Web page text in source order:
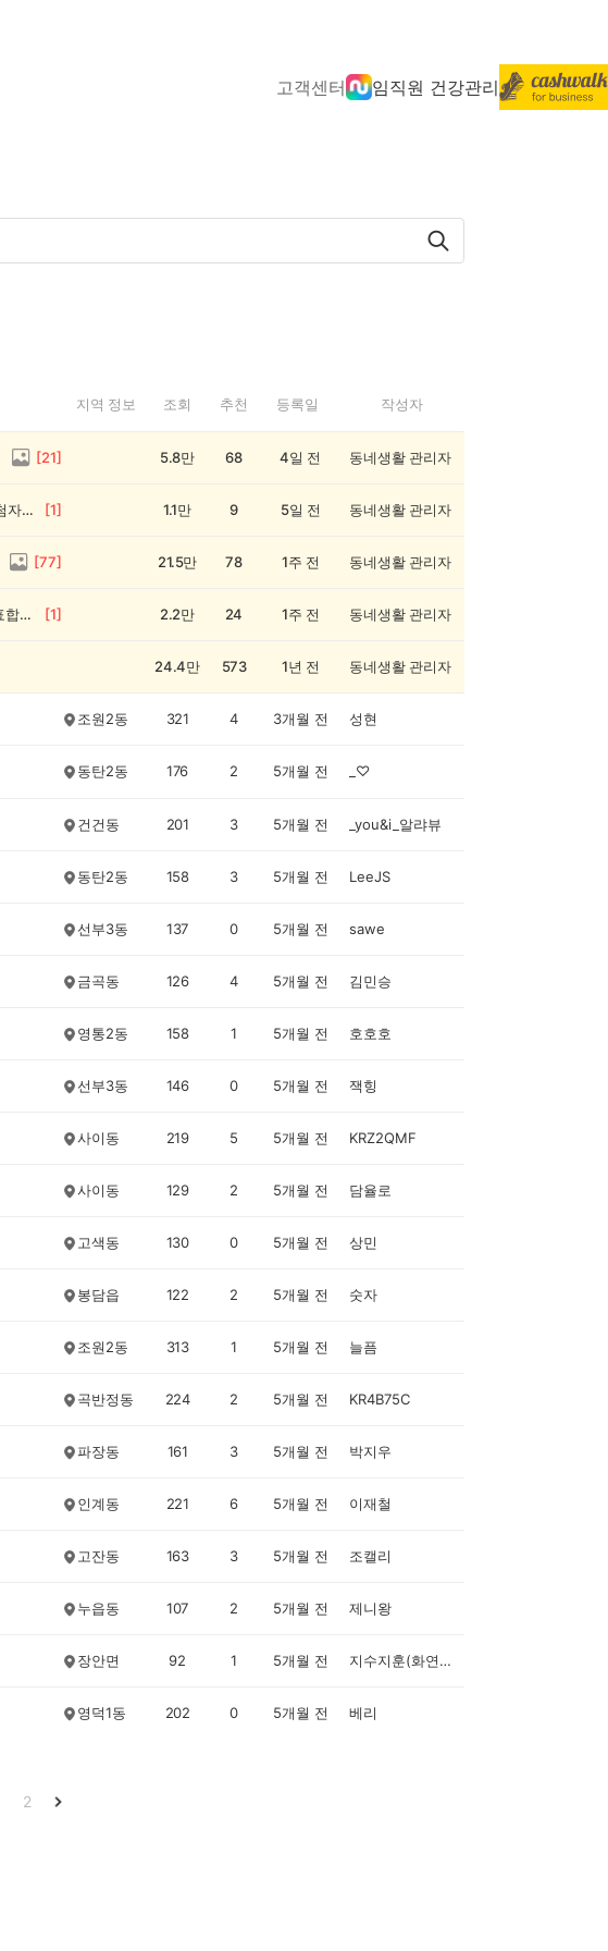
고객센터 임직원 건강관리
지역 정보 조회 추천 등록일 작성자
[21] 5.8만 68 4일 전 동네생활 관리자
💰[당첨자 발표] 26회차 우리 동네 정보왕 이벤트 당첨자를 발표합니다! [1] 1.1만 9 5일 전 동네생활 관리자
[77] 21.5만 78 1주 전 동네생활 관리자
💰[당첨자 발표] 우리 동네 썰전 12회차 당첨자를 발표합니다! [1] 2.2만 24 1주 전 동네생활 관리자
24.4만 573 1년 전 동네생활 관리자
조원2동 321 4 3개월 전 성현
동탄2동 176 2 5개월 전 _♡
건건동 201 3 5개월 전 _you&i_알랴뷰
동탄2동 158 3 5개월 전 LeeJS
선부3동 137 0 5개월 전 sawe
금곡동 126 4 5개월 전 김민승
영통2동 158 1 5개월 전 호호호
선부3동 146 0 5개월 전 잭힝
사이동 219 5 5개월 전 KRZ2QMF
사이동 129 2 5개월 전 담율로
고색동 130 0 5개월 전 상민
봉담읍 122 2 5개월 전 숫자
조원2동 313 1 5개월 전 늘픔
곡반정동 224 2 5개월 전 KR4B75C
파장동 161 3 5개월 전 박지우
인계동 221 6 5개월 전 이재철
고잔동 163 3 5개월 전 조캘리
누읍동 107 2 5개월 전 제니왕
장안면 92 1 5개월 전 지수지훈(화연80)
영덕1동 202 0 5개월 전 베리
2